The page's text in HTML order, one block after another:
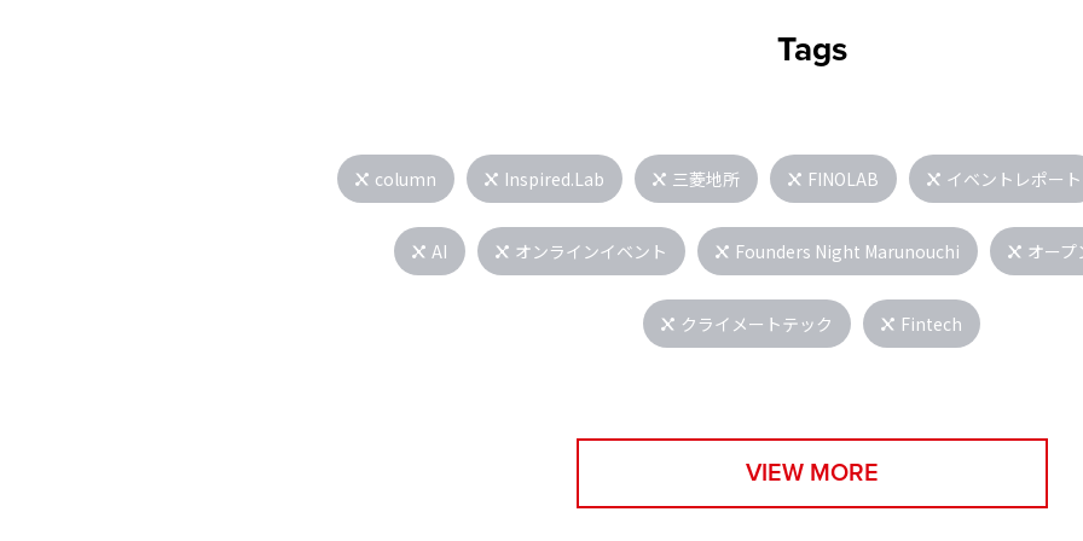
Tags
column Inspired.Lab 三菱地所 FINOLAB イベントレポート
AI オンラインイベント Founders Night Marunouchi オー
クライメートテック Fintech
VIEW MORE